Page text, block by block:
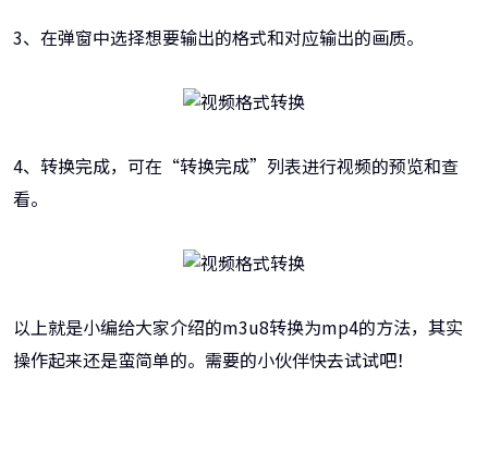
3、在弹窗中选择想要输出的格式和对应输出的画质。
4、转换完成，可在“转换完成”列表进行视频的预览和查
看。
以上就是小编给大家介绍的m3u8转换为mp4的方法，其实
操作起来还是蛮简单的。需要的小伙伴快去试试吧！